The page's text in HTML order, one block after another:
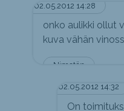
02.05.2012 14:28
Nimetön
onko aulikki ollut
kuva vähän
02.05.2012 14:32
On